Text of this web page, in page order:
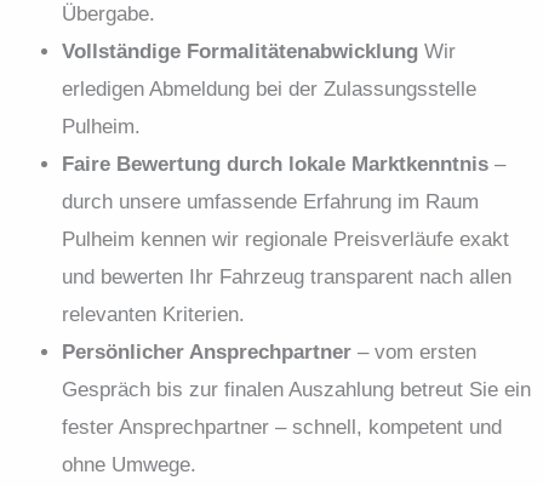
Übergabe.
Vollständige Formalitäten­abwicklung Wir
erledigen Abmeldung bei der Zulassungs­stelle
Pulheim.
Faire Bewertung durch lokale Marktkenntnis –
durch unsere umfassende Erfahrung im Raum
Pulheim kennen wir regionale Preisverläufe exakt
und bewerten Ihr Fahrzeug transparent nach allen
relevanten Kriterien.
Persönlicher Ansprechpartner – vom ersten
Gespräch bis zur finalen Auszahlung betreut Sie ein
fester Ansprechpartner – schnell, kompetent und
ohne Umwege.